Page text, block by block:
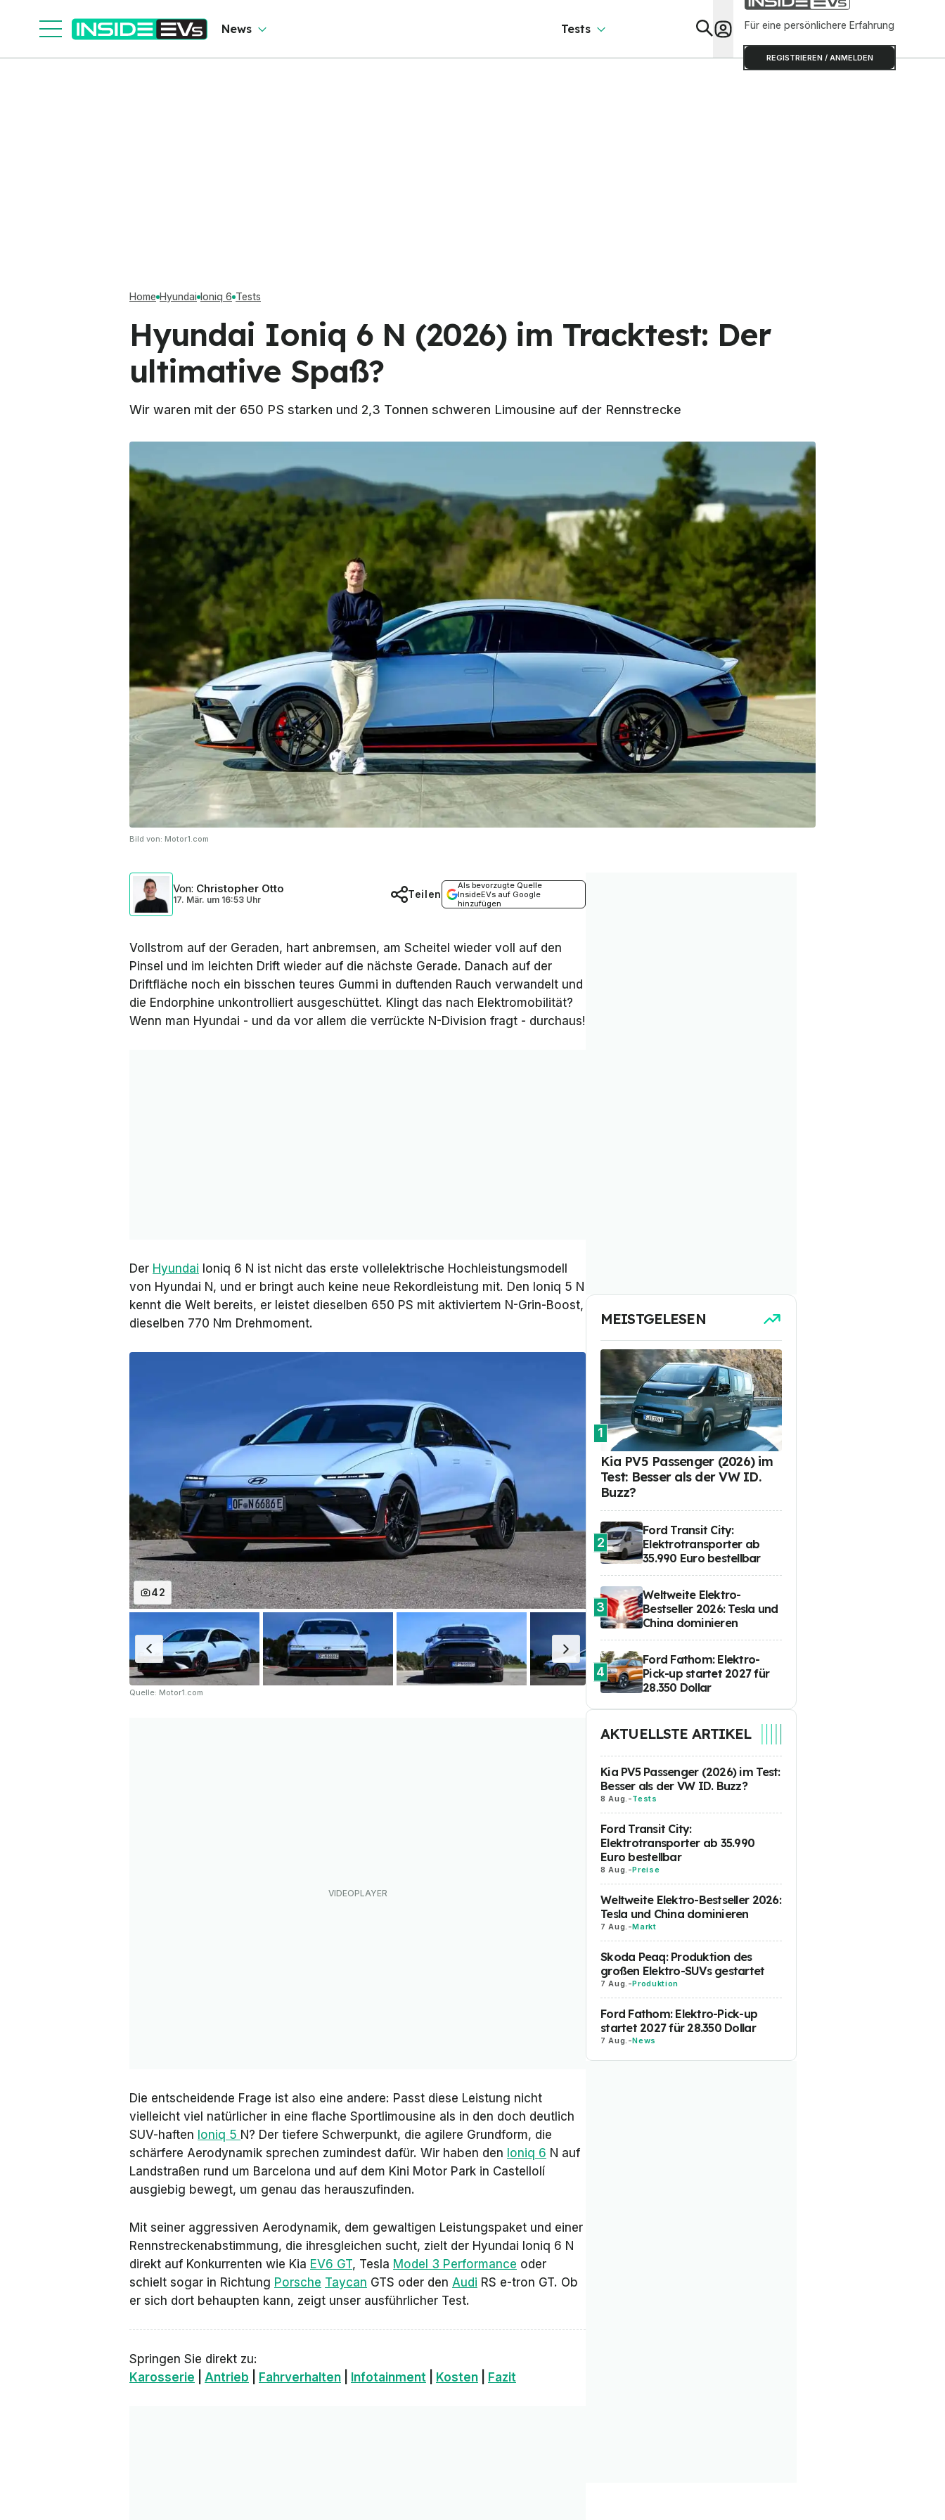
News Tests Für eine persönlichere Erfahrung
REGISTRIEREN / ANMELDEN
Home Hyundai Ioniq 6 Tests
Hyundai Ioniq 6 N (2026) im Tracktest: Der
ultimative Spaß?
Wir waren mit der 650 PS starken und 2,3 Tonnen schweren Limousine auf der Rennstrecke
Bild von: Motor1.com
Von: Christopher Otto
17. Mär. um 16:53 Uhr
Als bevorzugte Quelle
InsideEVs auf Google
hinzufügen
Teilen
Vollstrom auf der Geraden, hart anbremsen, am Scheitel wieder voll auf den
Pinsel und im leichten Drift wieder auf die nächste Gerade. Danach auf der
Driftfläche noch ein bisschen teures Gummi in duftenden Rauch verwandelt und
die Endorphine unkontrolliert ausgeschüttet. Klingt das nach Elektromobilität?
Wenn man Hyundai - und da vor allem die verrückte N-Division fragt - durchaus!
Der Hyundai Ioniq 6 N ist nicht das erste vollelektrische Hochleistungsmodell
von Hyundai N, und er bringt auch keine neue Rekordleistung mit. Den Ioniq 5 N
kennt die Welt bereits, er leistet dieselben 650 PS mit aktiviertem N-Grin-Boost,
dieselben 770 Nm Drehmoment.
42
Quelle: Motor1.com
Die entscheidende Frage ist also eine andere: Passt diese Leistung nicht
vielleicht viel natürlicher in eine flache Sportlimousine als in den doch deutlich
SUV-haften Ioniq 5 N? Der tiefere Schwerpunkt, die agilere Grundform, die
schärfere Aerodynamik sprechen zumindest dafür. Wir haben den Ioniq 6 N auf
Landstraßen rund um Barcelona und auf dem Kini Motor Park in Castellolí
ausgiebig bewegt, um genau das herauszufinden.
Mit seiner aggressiven Aerodynamik, dem gewaltigen Leistungspaket und einer
Rennstreckenabstimmung, die ihresgleichen sucht, zielt der Hyundai Ioniq 6 N
direkt auf Konkurrenten wie Kia EV6 GT, Tesla Model 3 Performance oder
schielt sogar in Richtung Porsche Taycan GTS oder den Audi RS e-tron GT. Ob
er sich dort behaupten kann, zeigt unser ausführlicher Test.
Springen Sie direkt zu:
Karosserie
Antrieb Fahrverhalten Infotainment Kosten Fazit
MEISTGELESEN
1
Kia PV5 Passenger (2026) im
Test: Besser als der VW ID.
Buzz?
2
Ford Transit City:
Elektrotransporter ab
35.990 Euro bestellbar
3
Weltweite Elektro-
Bestseller 2026: Tesla und
China dominieren
4
Ford Fathom: Elektro-
Pick-up startet 2027 für
28.350 Dollar
AKTUELLSTE ARTIKEL
Kia PV5 Passenger (2026) im Test:
Besser als der VW ID. Buzz?
8 Aug. -Tests
Ford Transit City:
Elektrotransporter ab 35.990
Euro bestellbar
8 Aug. -Preise
Weltweite Elektro-Bestseller 2026:
Tesla und China dominieren
7 Aug. -Markt
Skoda Peaq: Produktion des
großen Elektro-SUVs gestartet
7 Aug. -Produktion
Ford Fathom: Elektro-Pick-up
startet 2027 für 28.350 Dollar
7 Aug. -News